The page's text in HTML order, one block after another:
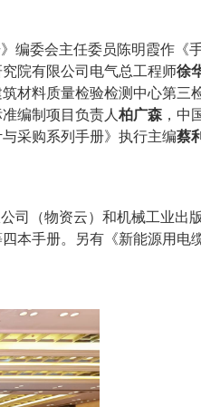
编委会主任委员陈明霞作《
院有限公司电气总工程师徐
筑材料质量检验检测中心第三
编制项目负责人 柏广森 ，中
与采购系列手册》执行主编蔡
司（物资云）和机械工业出
本手册。另有《新能源用电